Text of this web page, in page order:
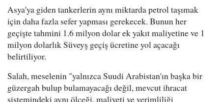
Asya'ya giden tankerlerin aynı miktarda petrol taşımak
için daha fazla sefer yapması gerekecek. Bunun her
geçişte tahmini 1.6 milyon dolar ek yakıt maliyetine ve 1
milyon dolarlık Süveyş geçiş ücretine yol açacağı
belirtiliyor.
Salah, meselenin "yalnızca Suudi Arabistan'ın başka bir
güzergah bulup bulamayacağı değil, mevcut ihracat
sistemindeki aynı ölçeği, maliyeti ve verimliliği